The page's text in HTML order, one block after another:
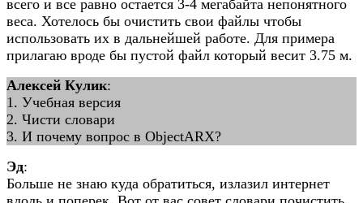
всего и все равно остается 3-4 мегабайта непонятного
веса. Хотелось бы очистить свои файлы чтобы
использовать их в дальнейшей работе. Для примера
прилагаю вроде бы пустой файл который весит 3.75 м.
Алексей Кулик:
1. Учебная версия
2. Чисти словари
3. И почему вопрос в ObjectARX?
Эд:
Больше не знаю куда обратиться, излазил интернет